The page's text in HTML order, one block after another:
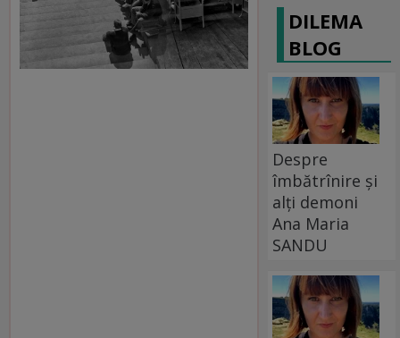
DILEMA
BLOG
Despre
îmbătrînire și
alți demoni
Ana Maria
SANDU